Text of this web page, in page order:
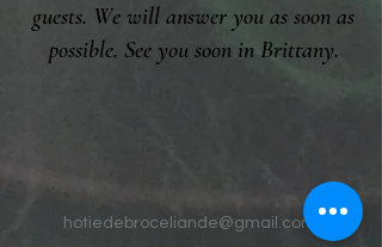
guests. We will answer you as soon as
possible. See you soon in Brittany.
hotiedebroceliande@gmail.com